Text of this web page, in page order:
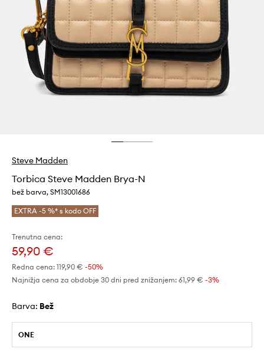
Steve Madden
Torbica Steve Madden Brya-N
bež barva, SM13001686
EXTRA -5 %* s kodo OFF
Trenutna cena:
59,90 €
Redna cena: 119,90 € -50%
Najnižja cena za obdobje 30 dni pred znižanjem: 61,99 € -3%
Barva: bež
ONE